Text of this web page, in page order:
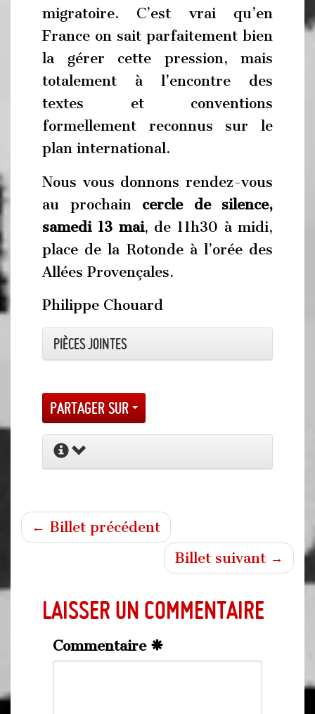
migratoire. C’est vrai qu’en
France on sait parfaitement bien
la gérer cette pression, mais
totalement à l’encontre des
textes et conventions
formellement reconnus sur le
plan international.
Nous vous donnons rendez-vous
au prochain cercle de silence,
samedi 13 mai, de 11h30 à midi,
place de la Rotonde à l’orée des
Allées Provençales.
Philippe Chouard
Pièces jointes
Partager sur
← Billet précédent
Billet suivant →
Laisser un commentaire
Commentaire